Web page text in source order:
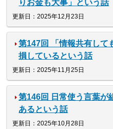
りお金も大事」という話
更新日：2025年12月23日
第147回 「情報共有して
損しているという話
更新日：2025年11月25日
第146回 日常使う言葉が
あるという話
更新日：2025年10月28日